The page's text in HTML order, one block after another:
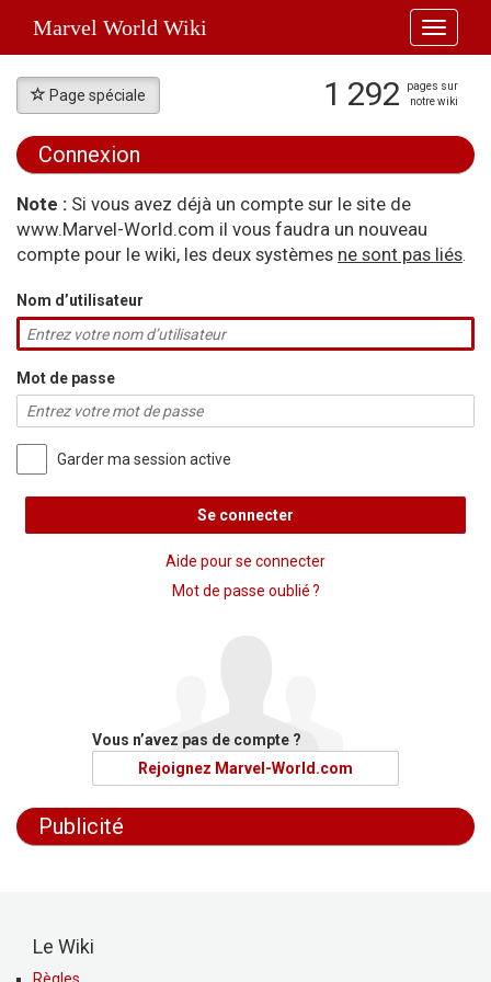
Toggle
Marvel World Wiki
Page spéciale 1 292
pages sur
notre wiki
Connexion
Note : Si vous avez déjà un compte sur le site de
www.Marvel-World.com il vous faudra un nouveau
compte pour le wiki, les deux systèmes ne sont pas liés.
Nom d’utilisateur
Mot de passe
Garder ma session active
Se connecter
Aide pour se connecter
Mot de passe oublié ?
Vous n’avez pas de compte ?
Rejoignez Marvel-World.com
Publicité
Le Wiki